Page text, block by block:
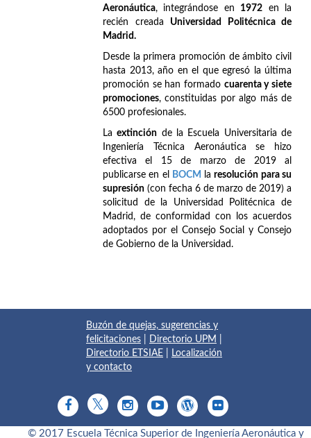
Aeronáutica, integrándose en 1972 en la
recién creada Universidad Politécnica de
Madrid.
Desde la primera promoción de ámbito civil
hasta 2013, año en el que egresó la última
promoción se han formado cuarenta y siete
promociones, constituidas por algo más de
6500 profesionales.
Laextinción de la Escuela Universitaria de
Ingeniería Técnica Aeronáutica se hizo
efectiva el 15 de marzo de 2019 al
publicarse en el
BOCM laresolución para su
supresión (con fecha 6 de marzo de 2019) a
solicitud de la Universidad Politécnica de
Madrid, de conformidad con los acuerdos
adoptados por el Consejo Social y Consejo
de Gobierno de la Universidad.
Buzón de quejas, sugerencias y
felicitaciones
Directorio UPM
Directorio ETSIAE
Localización
y contacto
© 2017 Escuela Técnica Superior de Ingeniería Aeronáutica y